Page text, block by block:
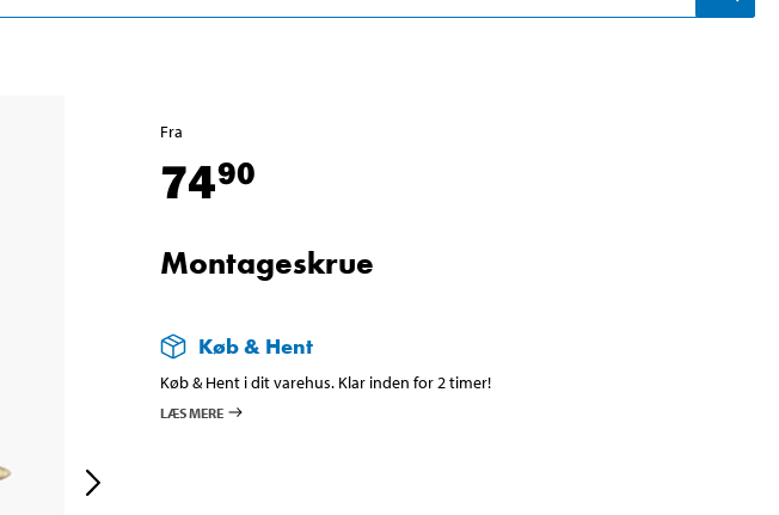
Fra
7490
Montageskrue
Køb & Hent
Køb & Hent i dit varehus. Klar inden for 2 timer!
LÆS MERE